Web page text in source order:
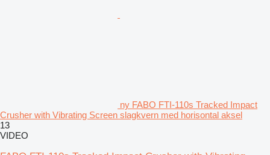
ny FABO FTI-110s Tracked Impact
Crusher with Vibrating Screen slagkvern med horisontal aksel
13
VIDEO